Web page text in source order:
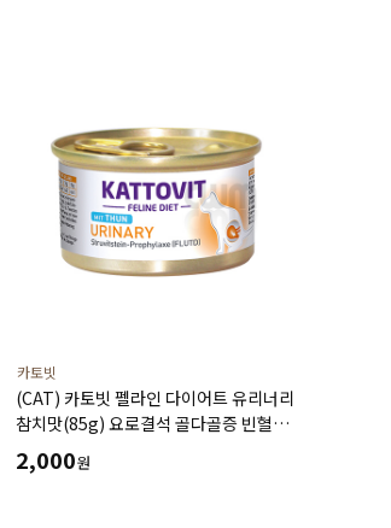
카토빗
(CAT) 카토빗 펠라인 다이어트 유리너리
참치맛(85g) 요로결석 골다골증 빈혈
신장질환 예방 및 개선 할인제외상품
2,000원